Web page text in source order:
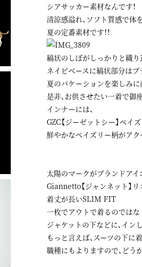
シアサッカー素材なんです！
清涼感溢れ、ソフト質感で体
夏の定番素材です！！
縞状のしぼがしっかりと織り
ネイビベースに縞状部分は
夏のバケーションを楽しみに
是非、お供させたい一着で御
インナーには、
GZC【ジーゼットシー】ペイ
鮮やかなペイズリー柄がアク
太陽のマークがブランドアイ
Giannetto【ジャンネット】リ
着丈が長いSLIM FIT
一枚でアウトで着るのではな
ジャケットの下などに、イン
もっと言えば、スーツの下
職種にもよりますので、どう